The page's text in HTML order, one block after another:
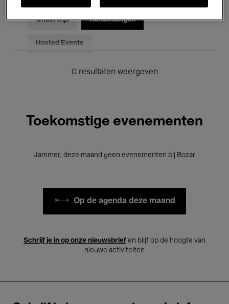
Onderwijs Rondleidingen
Hosted Events
0 resultaten weergeven
Toekomstige evenementen
Jammer, deze maand geen evenementen bij Bozar
Op de agenda deze maand
Schrijf je in op onze nieuwsbrief en blijf op de hoogte van
nieuwe activiteiten